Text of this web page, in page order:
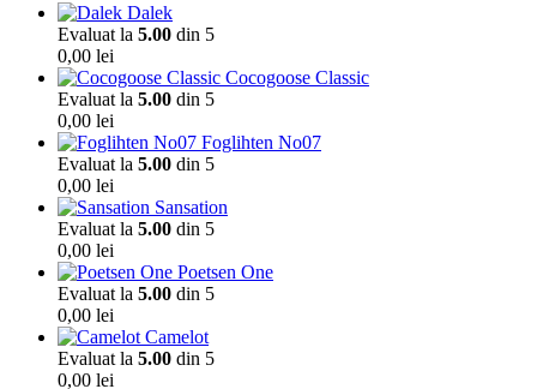
Dalek
Evaluat la 5.00 din 5
0,00 lei
Cocogoose Classic
Evaluat la 5.00 din 5
0,00 lei
Foglihten No07
Evaluat la 5.00 din 5
0,00 lei
Sansation
Evaluat la 5.00 din 5
0,00 lei
Poetsen One
Evaluat la 5.00 din 5
0,00 lei
Camelot
Evaluat la 5.00 din 5
0,00 lei